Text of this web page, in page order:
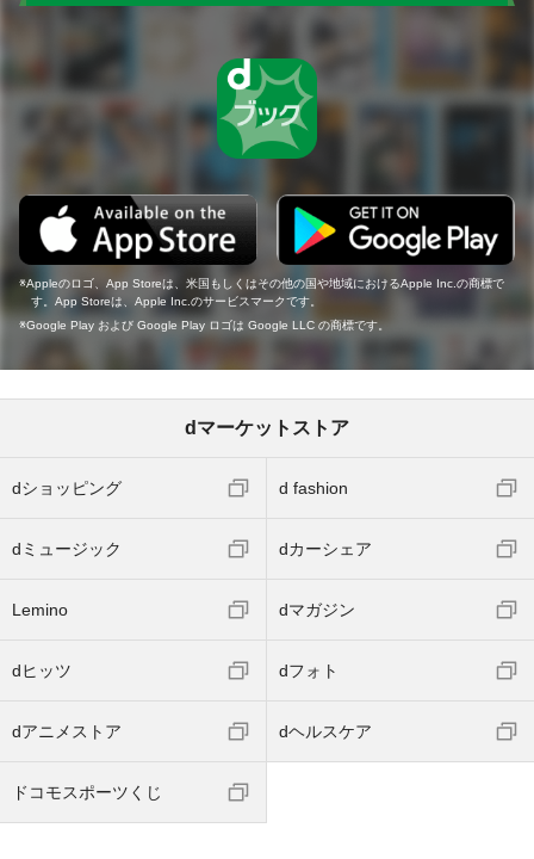
Appleのロゴ、App Storeは、米国もしくはその他の国や地域におけるApple Inc.の商標で
す。App Storeは、Apple Inc.のサービスマークです。
Google Play および Google Play ロゴは Google LLC の商標です。
dマーケットストア
dショッピング d fashion
dミュージック dカーシェア
Lemino dマガジン
dヒッツ dフォト
dアニメストア dヘルスケア
ドコモスポーツくじ